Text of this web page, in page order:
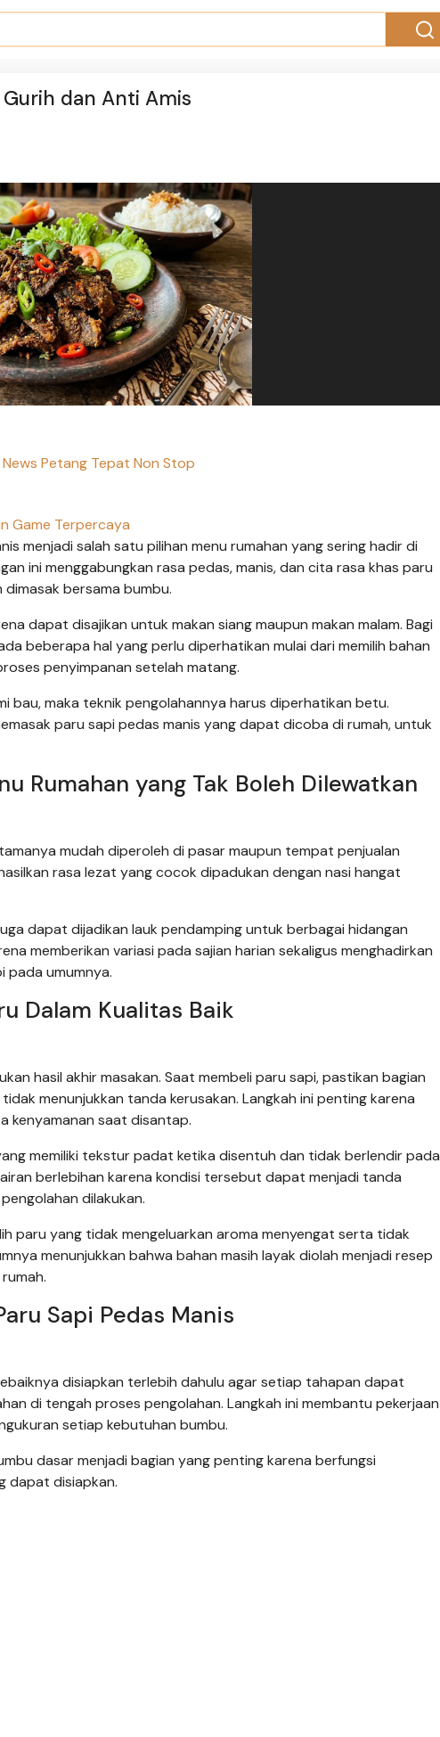
Gurih dan Anti Amis
Petang Tepat Non Stop
Game Terpercaya
menjadi salah satu pilihan menu rumahan yang sering hadir di
ini menggabungkan rasa pedas, manis, dan cita rasa khas paru
bersama bumbu.
dapat disajikan untuk makan siang maupun makan malam. Bagi
beberapa hal yang perlu diperhatikan mulai dari memilih bahan
penyimpanan setelah matang.
bau, maka teknik pengolahannya harus diperhatikan betu.
paru sapi pedas manis yang dapat dicoba di rumah, untuk
Rumahan yang Tak Boleh Dilewatkan
mudah diperoleh di pasar maupun tempat penjualan
rasa lezat yang cocok dipadukan dengan nasi hangat
dapat dijadikan lauk pendamping untuk berbagai hidangan
memberikan variasi pada sajian harian sekaligus menghadirkan
pada umumnya.
Dalam Kualitas Baik
hasil akhir masakan. Saat membeli paru sapi, pastikan bagian
menunjukkan tanda kerusakan. Langkah ini penting karena
kenyamanan saat disantap.
memiliki tekstur padat ketika disentuh dan tidak berlendir pada
berlebihan karena kondisi tersebut dapat menjadi tanda
dilakukan.
paru yang tidak mengeluarkan aroma menyengat serta tidak
menunjukkan bahwa bahan masih layak diolah menjadi resep
Sapi Pedas Manis
disiapkan terlebih dahulu agar setiap tahapan dapat
di tengah proses pengolahan. Langkah ini membantu pekerjaan
setiap kebutuhan bumbu.
dasar menjadi bagian yang penting karena berfungsi
dapat disiapkan.